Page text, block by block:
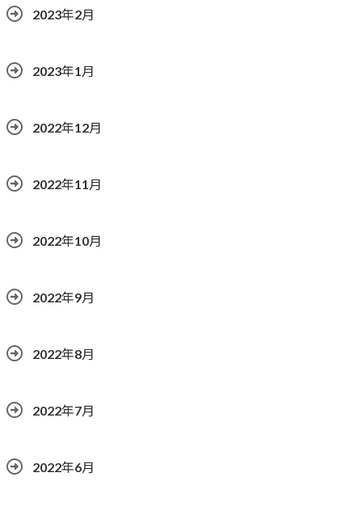
2023年2月
2023年1月
2022年12月
2022年11月
2022年10月
2022年9月
2022年8月
2022年7月
2022年6月